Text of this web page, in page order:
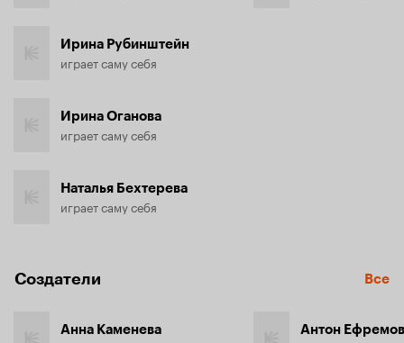
Ирина Рубинштейн
играет саму себя
Ирина Оганова
играет саму себя
Наталья Бехтерева
играет саму себя
Создатели Все
Анна Каменева Антон Ефремов